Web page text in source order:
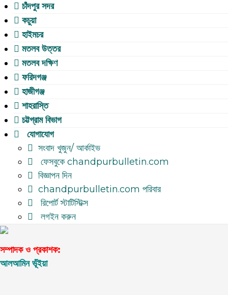
চাঁদপুর সদর
কচুয়া
হাইমচর
মতলব উত্তর
মতলব দক্ষিণ
ফরিদগঞ্জ
হাজীগঞ্জ
শাহরাস্তি
চট্টগ্রাম বিভাগ
যোগাযোগ
সংবাদ খুজুন/ আর্কাইভ
ফেসবুকে chandpurbulletin.com
বিজ্ঞাপন দিন
chandpurbulletin.com পরিবার
রিপোর্ট স্টাটিস্টিক্স
লগইন করুন
সম্পাদক ও প্রকাশক:
আলআমিন ভূঁইয়া